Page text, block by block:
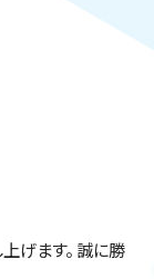
げます。 誠に勝